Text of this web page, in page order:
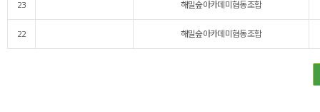
23 해밀숲아카데미협동조합
22 해밀숲아카데미협동조합